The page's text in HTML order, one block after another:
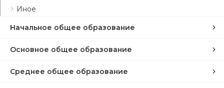
Иное
Начальное общее образование
Основное общее образование
Среднее общее образование